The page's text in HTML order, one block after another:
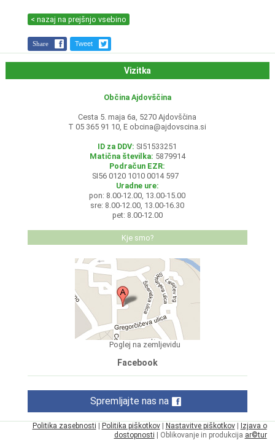
< nazaj na prejšnjo vsebino
Share Tweet
Vizitka
Občina Ajdovščina
Cesta 5. maja 6a, 5270 Ajdovščina
T 05 365 91 10, E obcina@ajdovscina.si
ID za DDV: SI51533251
Matična številka: 5879914
Podračun EZR:
SI56 0120 1010 0014 597
Uradne ure:
pon: 8.00-12.00, 13.00-15.00
sre: 8.00-12.00, 13.00-16.30
pet: 8.00-12.00
Kje smo?
Poglej na zemljevidu
Facebook
Spremljajte nas na
Politika zasebnosti Politika piškotkov| Nastavitve piškotkov|
Izjava o
dostopnosti | Oblikovanje in produkcija ar©tur